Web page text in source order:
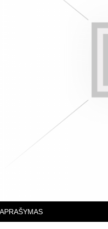
APRAŠYMAS